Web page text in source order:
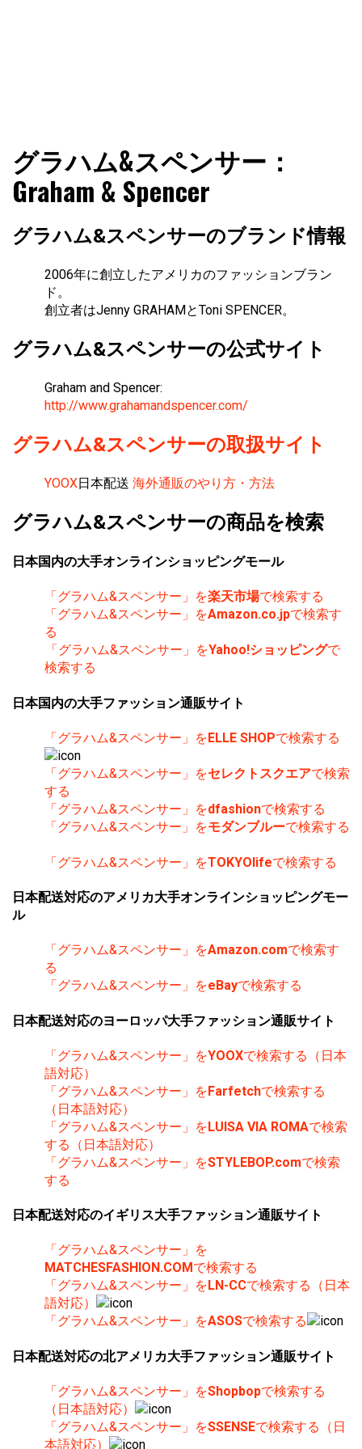
ファショコン通信
ッションとモードを分析するファッション情報サイトです
グラハム&スペンサー：
Graham & Spencer
グラハム&スペンサーのブランド情報
2006年に創立したアメリカのファッションブラン
ド。
創立者はJenny GRAHAMとToni SPENCER。
グラハム&スペンサーの公式サイト
Graham and Spencer:
http://www.grahamandspencer.com/
グラハム&スペンサーの取扱サイト
YOOX日本配送 海外通販のやり方・方法
グラハム&スペンサーの商品を検索
日本国内の大手オンラインショッピングモール
「グラハム&スペンサー」を楽天市場で検索する
「グラハム&スペンサー」をAmazon.co.jpで検索す
る
「グラハム&スペンサー」をYahoo!ショッピングで
検索する
日本国内の大手ファッション通販サイト
「グラハム&スペンサー」をELLE SHOPで検索する
「グラハム&スペンサー」をセレクトスクエアで検索
する
「グラハム&スペンサー」をdfashionで検索する
「グラハム&スペンサー」をモダンブルーで検索する
「グラハム&スペンサー」をTOKYOlifeで検索する
日本配送対応のアメリカ大手オンラインショッピングモー
ル
「グラハム&スペンサー」をAmazon.comで検索す
る
「グラハム&スペンサー」をeBayで検索する
日本配送対応のヨーロッパ大手ファッション通販サイト
「グラハム&スペンサー」をYOOXで検索する（日本
語対応）
「グラハム&スペンサー」をFarfetchで検索する
（日本語対応）
「グラハム&スペンサー」をLUISA VIA ROMAで検索
する（日本語対応）
「グラハム&スペンサー」をSTYLEBOP.comで検索
する
日本配送対応のイギリス大手ファッション通販サイト
「グラハム&スペンサー」を
MATCHESFASHION.COM で検索する
「グラハム&スペンサー」を LN-CCで検索する（日本
語対応）
「グラハム&スペンサー」をASOSで検索する
日本配送対応の北アメリカ大手ファッション通販サイト
「グラハム&スペンサー」をShopbopで検索する
（日本語対応）
「グラハム&スペンサー」をSSENSEで検索する（日
本語対応）